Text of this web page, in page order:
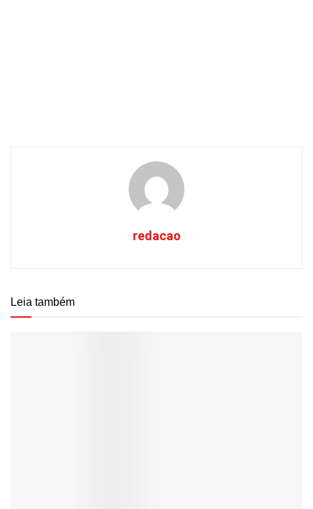
redacao
Leia também